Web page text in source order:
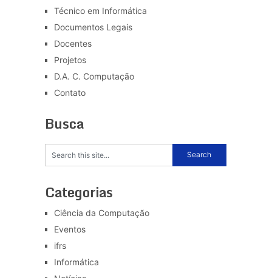
Técnico em Informática
Documentos Legais
Docentes
Projetos
D.A. C. Computação
Contato
Busca
Categorias
Ciência da Computação
Eventos
ifrs
Informática